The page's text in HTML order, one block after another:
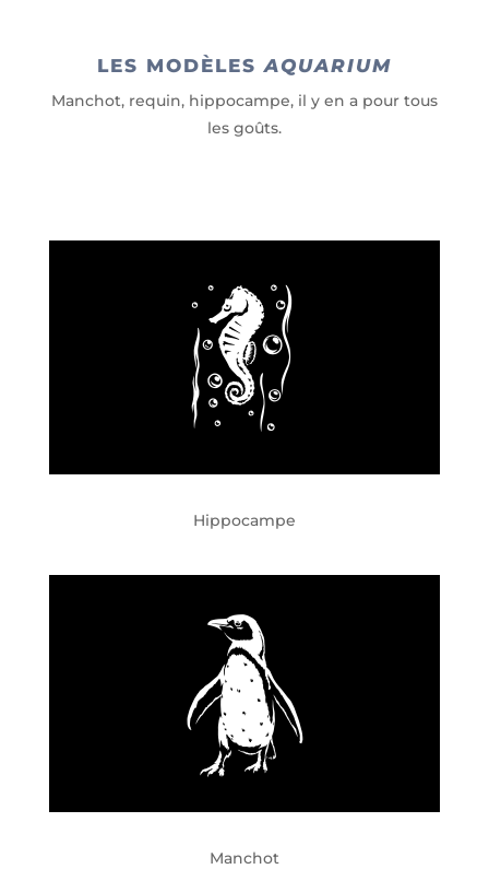
LES MODÈLESAQUARIUM
Manchot, requin, hippocampe, il y en a pour tous
les goûts.
Hippocampe
Manchot